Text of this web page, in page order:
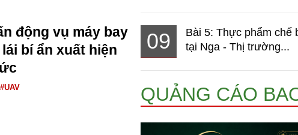
động vụ máy bay
bí ẩn xuất hiện
#UAV
09
Bài 5: Thực phẩm chế
tại Nga - Thị trường...
QUẢNG CÁO